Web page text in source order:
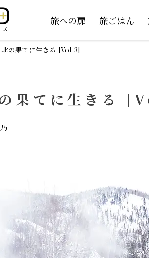
旅への扉 旅ごはん
北の果てに生きる [Vol.3]
果てに生きる